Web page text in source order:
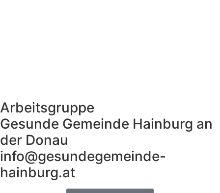
Arbeitsgruppe
Gesunde Gemeinde Hainburg an
der Donau
info@gesundegemeinde-
hainburg.at